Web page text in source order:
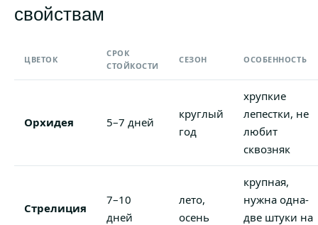
свойствам
ЦВЕТОК
СРОК
СТОЙКОСТИ
СЕЗОН ОСОБЕННОСТЬ
Орхидея 5–7 дней
круглый
год
хрупкие
лепестки, не
любит
сквозняк
Стрелиция
7–10
дней
лето,
осень
крупная,
нужна одна-
две штуки на